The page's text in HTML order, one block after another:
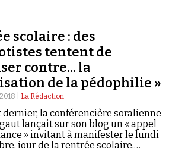
un don
scolaire : des
tentent de
contre... la
de la pédophilie »
| La Rédaction
dernier, la conférencière soralienne
lançait sur son blog un « appel
» invitant à manifester le lundi
jour de la rentrée scolaire,